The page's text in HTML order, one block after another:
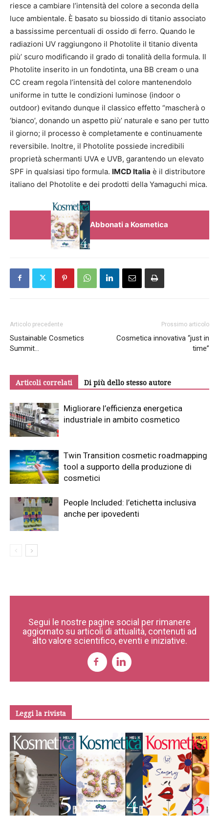
riesce a cambiare l’intensità del colore a seconda della
luce ambientale. È basato su biossido di titanio associato
a bassissime percentuali di ossido di ferro. Quando le
radiazioni UV raggiungono il Photolite il titanio diventa
più’ scuro modificando il grado di tonalità della formula. Il
Photolite inserito in un fondotinta, una BB cream o una
CC cream regola l’intensità del colore mantenendolo
uniforme in tutte le condizioni luminose (indoor o
outdoor) evitando dunque il classico effetto “mascherà o
‘bianco’, donando un aspetto più’ naturale e sano per tutto
il giorno; il processo è completamente e continuamente
reversibile. Inoltre, il Photolite possiede incredibili
proprietà schermanti UVA e UVB, garantendo un elevato
SPF in qualsiasi tipo formula. IMCD Italia è il distributore
italiano del Photolite e dei prodotti della Yamaguchi mica.
Abbonati a Kosmetica
Articolo precedente
Sustainable Cosmetics
Summit…
Prossimo articolo
Cosmetica innovativa “just in
time”
Articoli correlati Di più dello stesso autore
Migliorare l’efficienza energetica
industriale in ambito cosmetico
Twin Transition cosmetic roadmapping
tool a supporto della produzione di
cosmetici
People Included: l’etichetta inclusiva
anche per ipovedenti
Segui le nostre pagine social per rimanere
aggiornato su articoli di attualità, contenuti ad
alto valore scientifico, eventi e iniziative.
Leggi la rivista